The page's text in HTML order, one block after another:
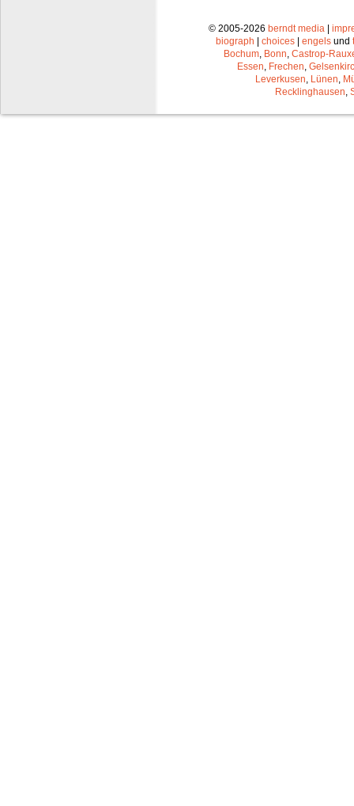
© 2005-2026 berndt media |
biograph | choices | engels und
Bochum Bonn Castrop-
Essen Frechen
Leverkusen Lünen
Recklinghausen